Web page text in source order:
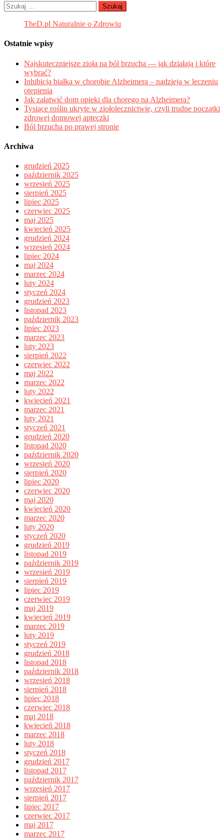
Szukaj:
TheD.pl Naturalnie o Zdrowiu
Ostatnie wpisy
Najskuteczniejsze zioła na ból brzucha — jak działają i które
wybrać?
Inhibicja białka w chorobie Alzheimera – nadzieja w leczeniu
otępienia
Jak załatwić dom opieki dla chorego na Alzheimera?
Tysiące roślin ukryte w ziołolecznictwie, czyli trudne początki
zdrowej domowej apteczki
Ból brzucha po prawej stronie
Archiwa
grudzień 2025
październik 2025
wrzesień 2025
sierpień 2025
lipiec 2025
czerwiec 2025
maj 2025
kwiecień 2025
grudzień 2024
wrzesień 2024
lipiec 2024
maj 2024
marzec 2024
luty 2024
styczeń 2024
grudzień 2023
listopad 2023
październik 2023
lipiec 2023
marzec 2023
luty 2023
sierpień 2022
czerwiec 2022
maj 2022
marzec 2022
luty 2022
kwiecień 2021
marzec 2021
luty 2021
styczeń 2021
grudzień 2020
listopad 2020
październik 2020
wrzesień 2020
sierpień 2020
lipiec 2020
czerwiec 2020
maj 2020
kwiecień 2020
marzec 2020
luty 2020
styczeń 2020
grudzień 2019
listopad 2019
październik 2019
wrzesień 2019
sierpień 2019
lipiec 2019
czerwiec 2019
maj 2019
kwiecień 2019
marzec 2019
luty 2019
styczeń 2019
grudzień 2018
listopad 2018
październik 2018
wrzesień 2018
sierpień 2018
lipiec 2018
czerwiec 2018
maj 2018
kwiecień 2018
marzec 2018
luty 2018
styczeń 2018
grudzień 2017
listopad 2017
październik 2017
wrzesień 2017
sierpień 2017
lipiec 2017
czerwiec 2017
maj 2017
marzec 2017